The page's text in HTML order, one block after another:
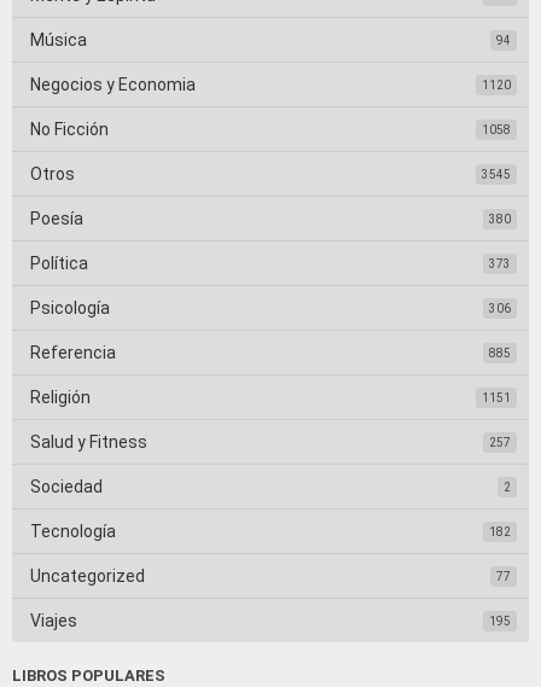
Música 94
Negocios y Economia 1120
No Ficción 1058
Otros 3545
Poesía 380
Política 373
Psicología 306
Referencia 885
Religión 1151
Salud y Fitness 257
Sociedad 2
Tecnología 182
Uncategorized 77
Viajes 195
LIBROS POPULARES